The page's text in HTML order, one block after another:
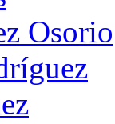
Osorio